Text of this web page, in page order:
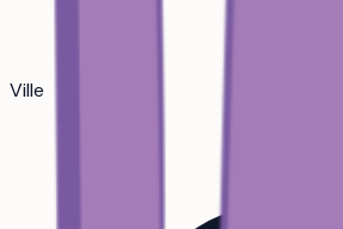
Ville